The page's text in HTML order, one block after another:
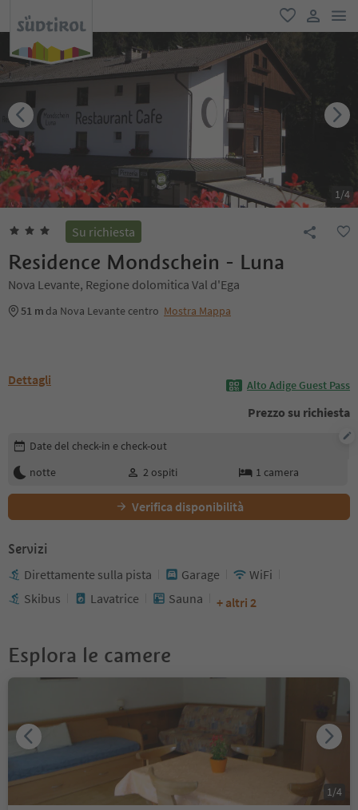
favoriti
user link
1/4
Su richiesta
Residence Mondschein - Luna
Nova Levante, Regione dolomitica Val d'Ega
51 m da Nova Levante centro Mostra Mappa
Dettagli Alto Adige Guest Pass
Prezzo su richiesta
Modifica i dettagli della prenotazione
Date del check-in e check-out
notte
2 ospiti 1 camera
Verifica disponibilità
Servizi
Direttamente sulla pista Garage
WiFi
Skibus
Lavatrice Sauna + altri 2
Esplora le camere
1 /4